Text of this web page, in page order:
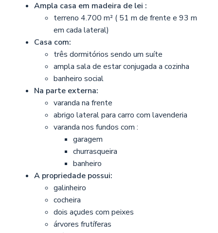
Ampla casa em madeira de lei :
terreno 4.700 m² ( 51 m de frente e 93 m
em cada lateral)
Casa com:
três dormitórios sendo um suíte
ampla sala de estar conjugada a cozinha
banheiro social
Na parte externa:
varanda na frente
abrigo lateral para carro com lavenderia
varanda nos fundos com :
garagem
churrasqueira
banheiro
A propriedade possui:
galinheiro
cocheira
dois açudes com peixes
árvores frutíferas